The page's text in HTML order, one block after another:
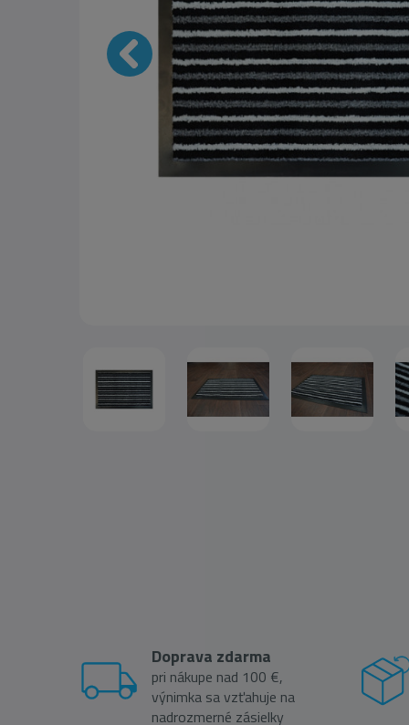
Doprava zdarma
pri nákupe nad 100 €,
výnimka sa vzťahuje na
nadrozmerné zásielky